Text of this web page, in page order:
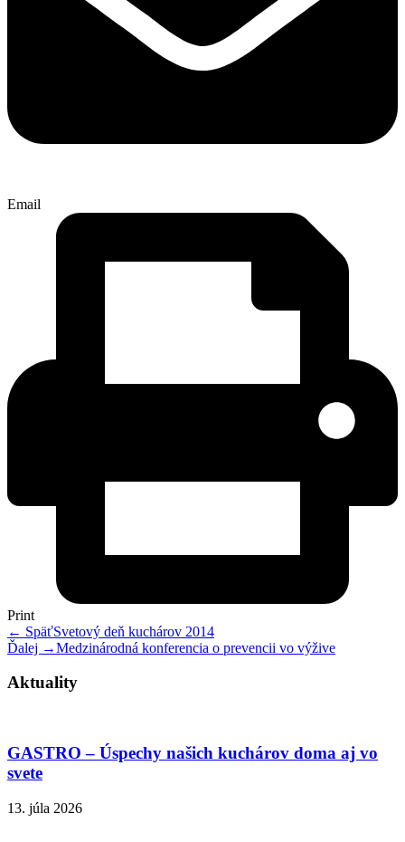
Email
Print
← SpäťSvetový deň kuchárov 2014
Ďalej →Medzinárodná konferencia o prevencii vo výžive
Aktuality
GASTRO – Úspechy našich kuchárov doma aj vo
svete
13. júla 2026